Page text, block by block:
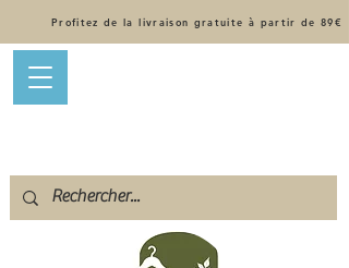
Profitez de la livraison gratuite à partir de 89€